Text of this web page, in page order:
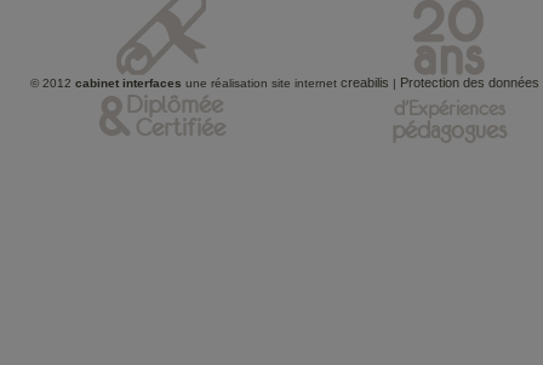
Diplômée
& Certifiée
d'Expériences
pédagogues
© 2012 cabinet interfaces une réalisation site internet creabilis | Protection des données